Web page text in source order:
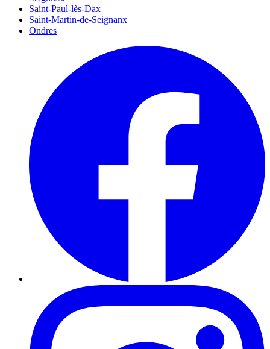
Saint-Paul-lès-Dax
Saint-Martin-de-Seignanx
Ondres